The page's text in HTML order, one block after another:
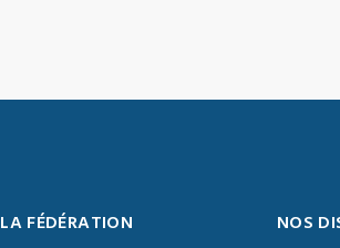
LA FÉDÉRATION NOS